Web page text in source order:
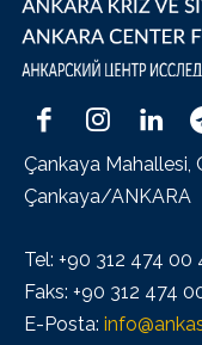
Çankaya Mahallesi,
Çankaya/ANKARA
Tel: +90 312 474 00
Faks: +90 312 474
E-Posta: